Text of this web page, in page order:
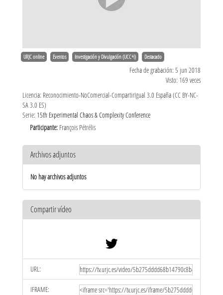
URJC online Eventos Investigación y Divulgación (UCC+i) Destacado
Fecha de grabación: 5 jun 2018
Visto: 169 veces
Licencia: Reconocimiento-NoComercial-CompartirIgual 3.0 España (CC BY-NC-
SA 3.0 ES)
Serie: 15th Experimental Chaos & Complexity Conference
Participante: François Pétrélis
Archivos adjuntos
No hay archivos adjuntos
Compartir vídeo
URL:
IFRAME: